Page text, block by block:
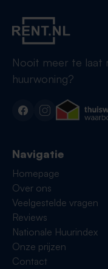
Nooit meer te laat
huurwoning?
Navigatie
Homepage
Over ons
Veelgestelde vragen
Reviews
Nationale Huurindex
Onze prijzen
Contact